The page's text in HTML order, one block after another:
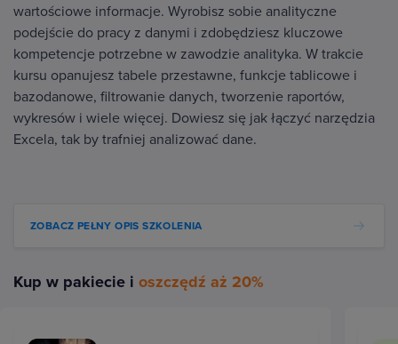
wartościowe informacje. Wyrobisz sobie analityczne
podejście do pracy z danymi i zdobędziesz kluczowe
kompetencje potrzebne w zawodzie analityka. W trakcie
kursu opanujesz tabele przestawne, funkcje tablicowe i
bazodanowe, filtrowanie danych, tworzenie raportów,
wykresów i wiele więcej. Dowiesz się jak łączyć narzędzia
Excela, tak by trafniej analizować dane.
ZOBACZ PEŁNY OPIS SZKOLENIA
Kup w pakiecie i oszczędź aż 20%